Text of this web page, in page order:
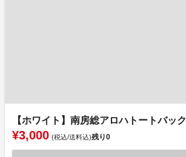
【ホワイト】南房総アロハトートバック
¥3,000 (税込/送料込)残り0